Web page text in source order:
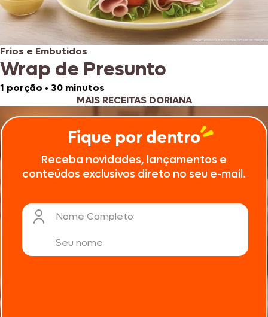
Frios e Embutidos
Wrap de Presunto
1 porção • 30 minutos
MAIS RECEITAS DORIANA
Fique por dentro
Receba novidades, lançamentos e
conteúdos exclusivos direto no seu e-mail.
Nome Completo